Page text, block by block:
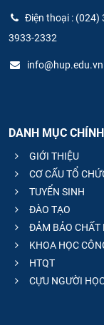
ĐẢM BẢO
KHOA HỌC
CỰU NGƯỜI
Điện thoại : (024)
3933-2332
info@hup.edu.vn
DANH MỤC CHÍNH
GIỚI THIỆU
CƠ CẤU TỔ
TUYỂN SINH
ĐÀO TẠO
ĐẢM BẢO CHẤT
KHOA HỌC
HTQT
CỰU NGƯỜI